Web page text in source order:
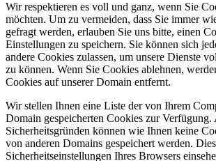
Wir respektieren es voll und ganz, wenn Sie
möchten. Um zu vermeiden, dass Sie immer
gefragt werden, erlauben Sie uns bitte, einen
Einstellungen zu speichern. Sie können sich
andere Cookies zulassen, um unsere Dienste
zu können. Wenn Sie Cookies ablehnen,
Cookies auf unserer Domain entfernt.
Wir stellen Ihnen eine Liste der von Ihrem
Domain gespeicherten Cookies zur Verfügung.
Sicherheitsgründen können wie Ihnen keine
von anderen Domains gespeichert werden.
Sicherheitseinstellungen Ihres Browsers